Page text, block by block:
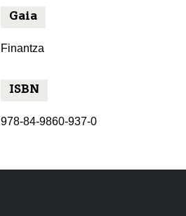
Gaia
Finantza
ISBN
978-84-9860-937-0